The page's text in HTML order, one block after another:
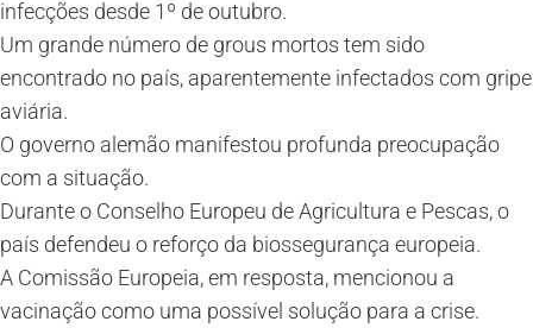
infecções desde 1º de outubro.
Um grande número de grous mortos tem sido
encontrado no país, aparentemente infectados com gripe
aviária.
O governo alemão manifestou profunda preocupação
com a situação.
Durante o Conselho Europeu de Agricultura e Pescas, o
país defendeu o reforço da biossegurança europeia.
A Comissão Europeia, em resposta, mencionou a
vacinação como uma possível solução para a crise.